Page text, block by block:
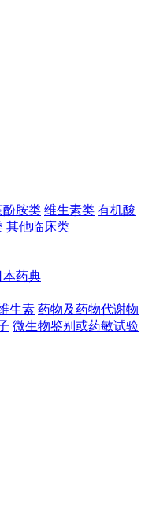
酚胺类 维生素类 有机酸
其他临床类
本药典
生素 药物及药物代谢物
微生物鉴别或药敏试验